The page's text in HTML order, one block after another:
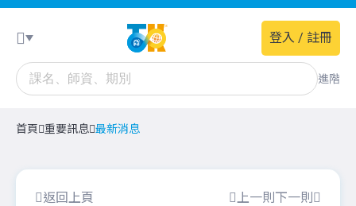
進階
登入 / 註冊
首頁 重要訊息 最新消息
返回上頁 上一則 下一則